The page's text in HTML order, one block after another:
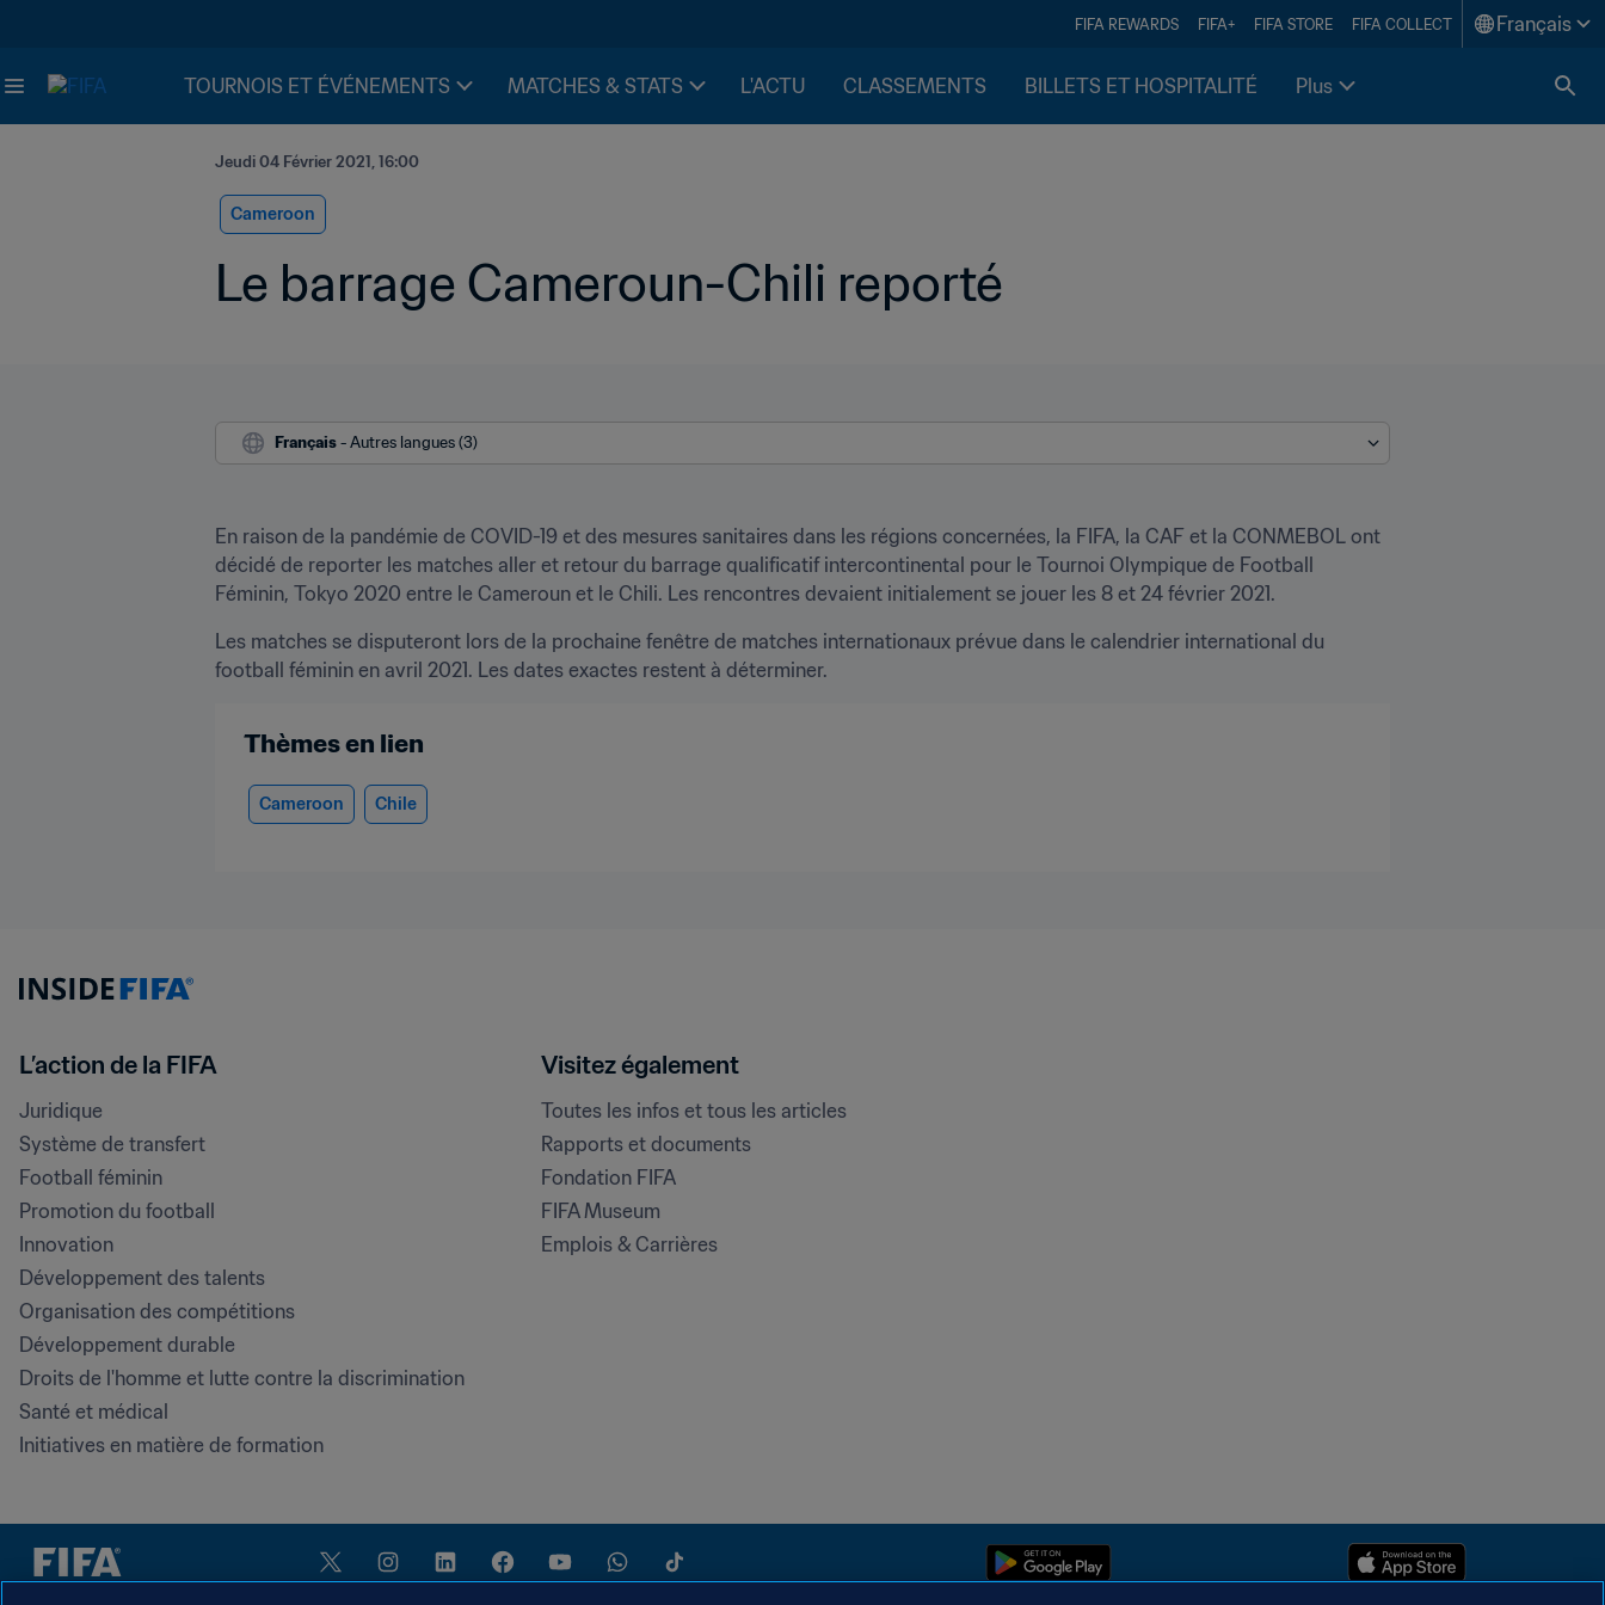
FIFA REWARDS FIFA+ FIFA STORE FIFA COLLECT Français
TOURNOIS ET ÉVÉNEMENTS MATCHES & STATS L'ACTU CLASSEMENTS BILLETS ET HOSPITALITÉ Plus
Jeudi 04 Février 2021, 16:00
Cameroon
Le barrage Cameroun-Chili reporté
Français - Autres langues (3)
En raison de la pandémie de COVID-19 et des mesures sanitaires dans les régions concernées, la FIFA, la CAF et la CONMEBOL ont
décidé de reporter les matches aller et retour du barrage qualificatif intercontinental pour le Tournoi Olympique de Football
Féminin, Tokyo 2020 entre le Cameroun et le Chili. Les rencontres devaient initialement se jouer les 8 et 24 février 2021.
Les matches se disputeront lors de la prochaine fenêtre de matches internationaux prévue dans le calendrier international du
football féminin en avril 2021. Les dates exactes restent à déterminer.
Thèmes en lien
Cameroon Chile
L’action de la FIFA
Juridique
Système de transfert
Football féminin
Promotion du football
Innovation
Développement des talents
Organisation des compétitions
Développement durable
Droits de l'homme et lutte contre la discrimination
Santé et médical
Initiatives en matière de formation
Visitez également
Toutes les infos et tous les articles
Rapports et documents
Fondation FIFA
FIFA Museum
Emplois & Carrières